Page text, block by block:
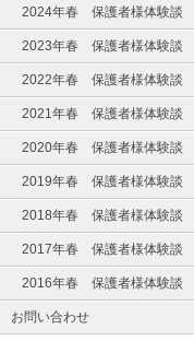
2024年春 保護者様体験談
2023年春 保護者様体験談
2022年春 保護者様体験談
2021年春 保護者様体験談
2020年春 保護者様体験談
2019年春 保護者様体験談
2018年春 保護者様体験談
2017年春 保護者様体験談
2016年春 保護者様体験談
お問い合わせ